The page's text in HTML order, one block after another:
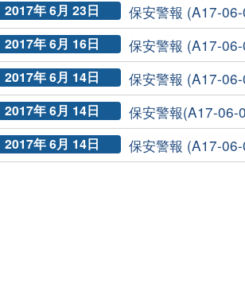
2017年 6月 23日 保安警報 (A17-
2017年 6月 16日 保安警報 (A17-
2017年 6月 14日 保安警報 (A17-
2017年 6月 14日 保安警報(A17-
2017年 6月 14日 保安警報 (A17-